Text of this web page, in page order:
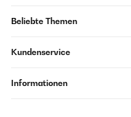
war überrascht von der
man manchmal liest, ist bei
über einen Arm sondern wie
Beliebte Themen
Kundenservice
Informationen